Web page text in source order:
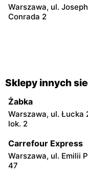
Warszawa, ul.
Conrada 2
Warszawa, ul.
Odido
Warszawa, ul.
Odido
Rybie, ul. 19 Kwietnia
Odido
Łomianki, ul. 11
Sklepy innych
Żabka
Warszawa, ul. Łucka
lok. 2
Carrefour Express
Warszawa, ul. Emilii
47